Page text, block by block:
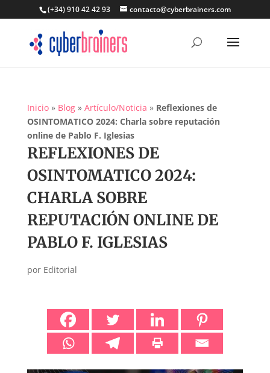
(+34) 910 42 42 93 contacto@cyberbrainers.com
Inicio» Blog» Artículo/Noticia » Reflexiones de
OSINTOMATICO 2024: Charla sobre reputación
online de Pablo F. Iglesias
REFLEXIONES DE
OSINTOMATICO 2024:
CHARLA SOBRE
REPUTACIÓN ONLINE DE
PABLO F. IGLESIAS
por Editorial